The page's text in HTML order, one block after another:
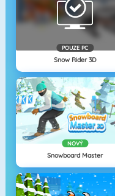
POUZE PC
Snow Rider 3D
NOVÝ
Snowboard Master